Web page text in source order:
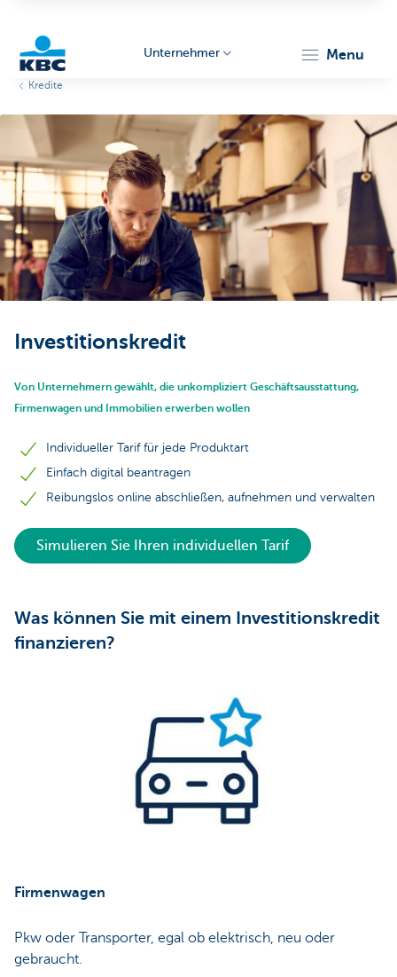
Unternehmer
Unternehmer menu
Kredite
Investitionskredit
Von Unternehmern gewählt, die unkompliziert Geschäftsausstattung,
Firmenwagen und Immobilien erwerben wollen
Individueller Tarif für jede Produktart
Einfach digital beantragen
Reibungslos online abschließen, aufnehmen und verwalten
Simulieren Sie Ihren individuellen Tarif
Was können Sie mit einem Investitionskredit
finanzieren?
Firmenwagen
Pkw oder Transporter, egal ob elektrisch, neu oder
gebraucht.